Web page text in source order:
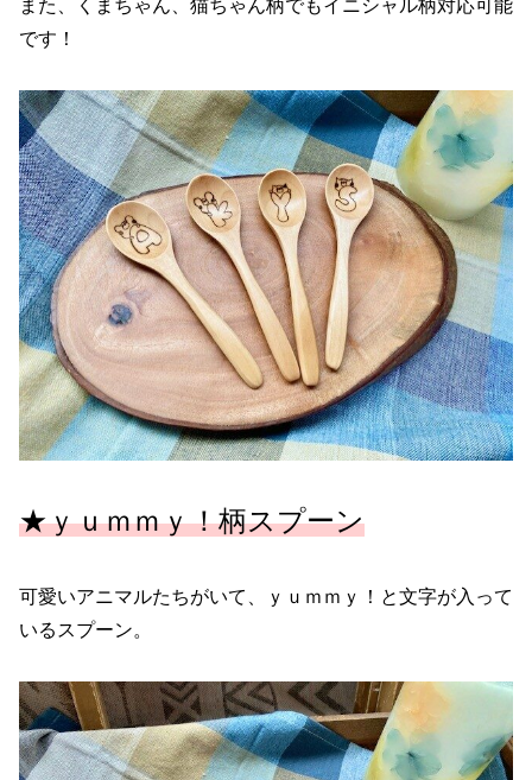
また、くまちゃん、猫ちゃん柄でもイニシャル柄対応可能
です！
★ｙｕｍｍｙ！柄スプーン
可愛いアニマルたちがいて、ｙｕｍｍｙ！と文字が入って
いるスプーン。